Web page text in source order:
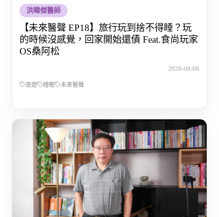
洪暐傑醫師
【未來醫聲 EP18】旅行玩到捨不得睡？玩
的時候沒感覺，回家開始還債 Feat.食尚玩家
OS桑阿松
2026-08-06
旅遊 睡眠 未來醫聲